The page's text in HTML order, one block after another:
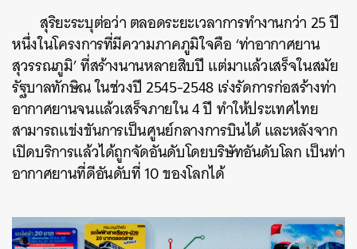
สุริยะระบุต่อว่า ตลอดระยะเวลาการทำงานกว่า 25 ปี
หนึ่งในโครงการที่มีความภาคภูมิใจคือ ‘ท่าอากาศยาน
สุวรรณภูมิ’ ที่สร้างนานหลายสิบปี แต่มาแล้วเสร็จในสมัย
รัฐบาลทักษิณ ในช่วงปี 2545-2548 เร่งรัดการก่อสร้างท่า
อากาศยานจนแล้วเสร็จภายใน 4 ปี ทำให้ประเทศไทย
สามารถแข่งขันการเป็นศูนย์กลางการบินได้ และหลังจาก
เปิดบริการแล้วได้ถูกจัดอันดับโดยบริษัทอันดับโลก เป็นท่า
อากาศยานที่ดีอันดับที่ 10 ของโลกได้